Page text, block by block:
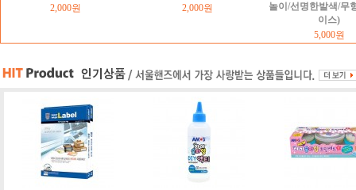
2,000원
2,000원
놀이/선명한발색/무
이스)
5,000원